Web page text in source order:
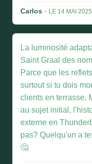
Carlos - LE 14 MAI 2025
La luminosité
Saint Graal des
Parce que les
surtout si tu dois
clients en terrasse.
au sujet initial,
externe en
pas? Quelqu'un a
🤔